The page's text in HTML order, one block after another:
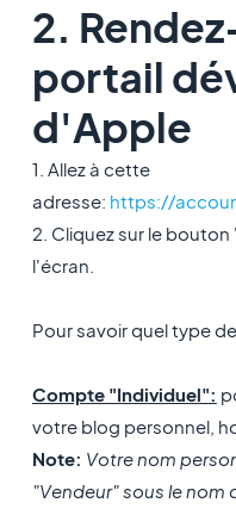
2.
portail
d'Apple
1. Allez à cette
adresse: https://
2. Cliquez sur le bouton
l'écran.
Pour savoir quel type
Compte "Individuel":
votre blog personnel,
Note: Votre nom
"Vendeur" sous le nom